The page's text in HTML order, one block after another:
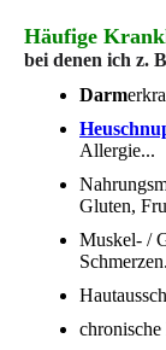
Häufige
bei denen ich z.
Darm
Allergie...
Gluten,
Muskel- /